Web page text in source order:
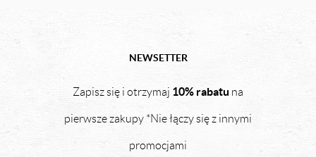
NEWSETTER
Zapisz się i otrzymaj 10% rabatu na
pierwsze zakupy *Nie łączy się z innymi
promocjami